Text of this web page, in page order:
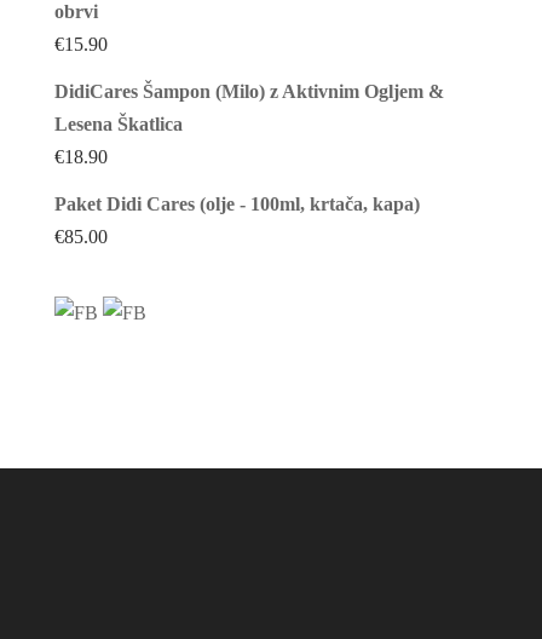
obrvi
€15.90
DidiCares Šampon (Milo) z Aktivnim Ogljem &
Lesena Škatlica
€18.90
Paket Didi Cares (olje - 100ml, krtača, kapa)
€85.00